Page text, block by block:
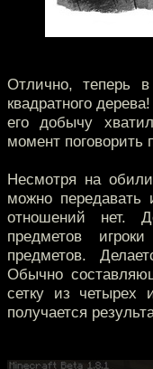
Отлично, теперь в
квадратного
его добычу
момент поговорить
Несмотря на
можно передавать
отношений нет.
предметов
предметов.
Обычно
сетку из четырех
получается